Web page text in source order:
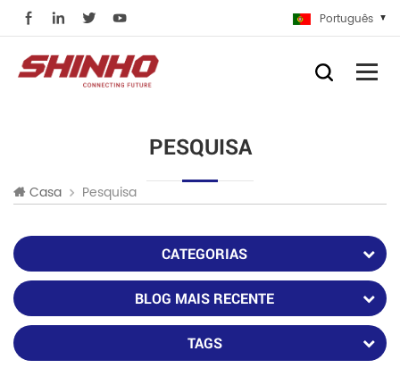
Português
PESQUISA
Casa Pesquisa
CATEGORIAS
BLOG MAIS RECENTE
TAGS